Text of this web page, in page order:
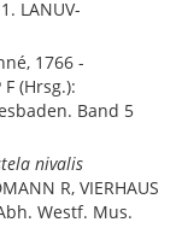
LANUV-
1766 -
(Hrsg.):
Band 5
nivalis
R, VIERHAUS
Westf. Mus.